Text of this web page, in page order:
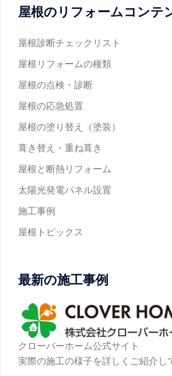
屋根のリフォームコンテ
屋根診断チェックリスト
屋根リフォームの種類
屋根の点検・診断
屋根の応急処置
屋根の塗り替え（塗装）
葺き替え・重ね葺き
屋根と断熱リフォーム
太陽光発電パネル設置
施工事例
屋根トピックス
最新の施工事例
クローバーホーム公式サイト
実際の施工の様子を詳しくご紹介し